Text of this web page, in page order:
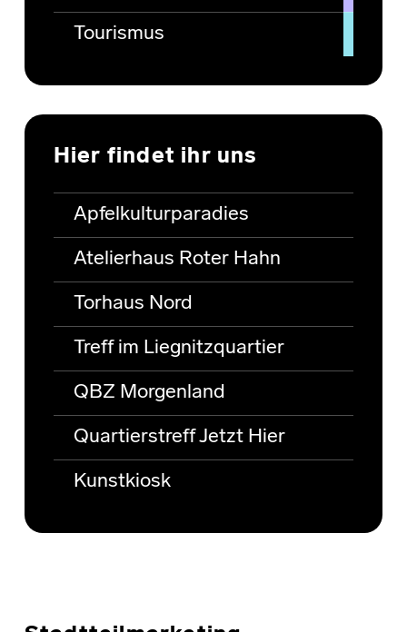
Tourismus
Hier findet ihr uns
Apfelkulturparadies
Atelierhaus Roter Hahn
Torhaus Nord
Treff im Liegnitzquartier
QBZ Morgenland
Quartierstreff Jetzt Hier
Kunstkiosk